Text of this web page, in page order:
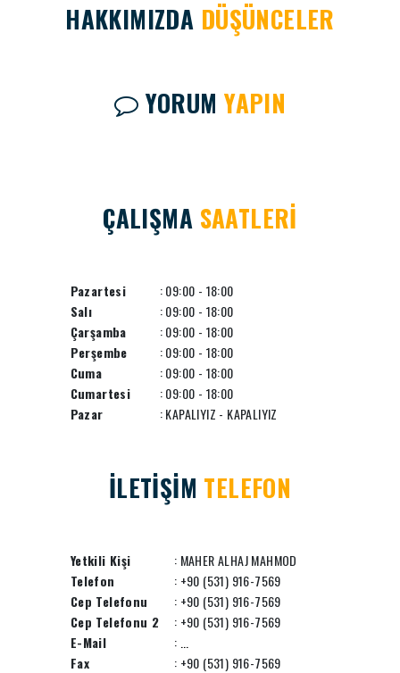
HAKKIMIZDA DÜŞÜNCELER
YORUMYAPIN
ÇALIŞMA SAATLERİ
Pazartesi
: 09:00 - 18:00
Salı
: 09:00 - 18:00
Çarşamba
: 09:00 - 18:00
Perşembe
: 09:00 - 18:00
Cuma
: 09:00 - 18:00
Cumartesi
: 09:00 - 18:00
Pazar
: KAPALIYIZ - KAPALIYIZ
İLETİŞİM TELEFON
Yetkili Kişi
: MAHER ALHAJ MAHMOD
Telefon
: +90 (531) 916-7569
Cep Telefonu
: +90 (531) 916-7569
Cep Telefonu 2
: +90 (531) 916-7569
E-Mail
:
Fax
: +90 (531) 916-7569